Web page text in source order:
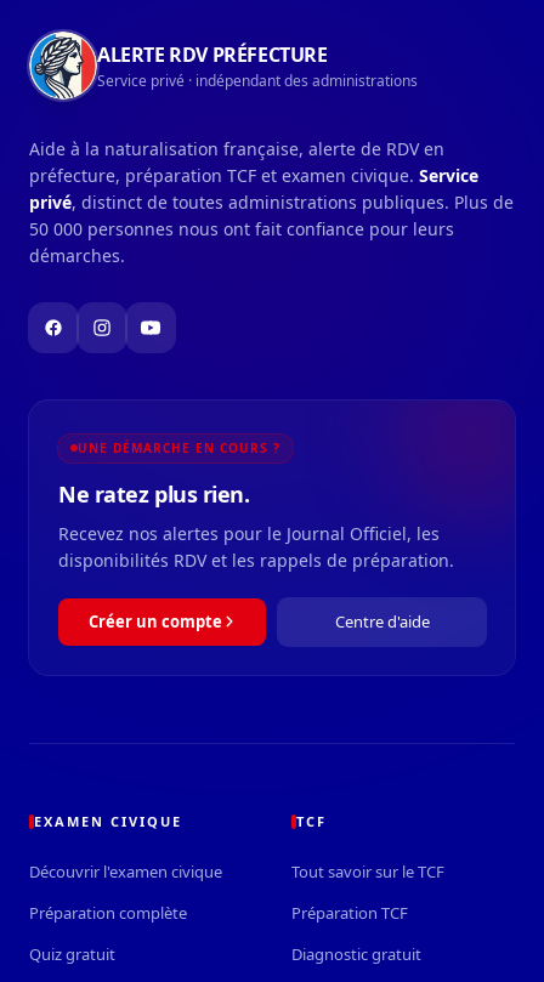
ALERTE RDV PRÉFECTURE
Service privé · indépendant des administrations
Aide à la naturalisation française, alerte de RDV en
préfecture, préparation TCF et examen civique. Service
privé, distinct de toutes administrations publiques. Plus de
50 000 personnes nous ont fait confiance pour leurs
démarches.
UNE DÉMARCHE EN COURS ?
Ne ratez plus rien.
Recevez nos alertes pour le Journal Officiel, les
disponibilités RDV et les rappels de préparation.
Créer un compte Centre d'aide
EXAMEN CIVIQUE
Découvrir l'examen civique
Préparation complète
Quiz gratuit
TCF
Tout savoir sur le TCF
Préparation TCF
Diagnostic gratuit